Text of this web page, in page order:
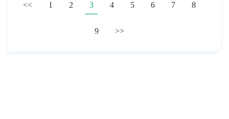
<< 1 2 3 4 5 6 7 8
9 >>